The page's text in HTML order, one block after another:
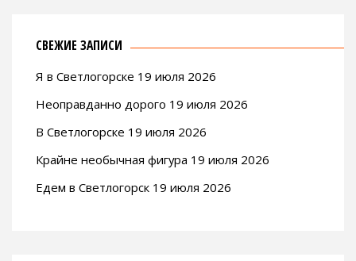
СВЕЖИЕ ЗАПИСИ
Я в Светлогорске 19 июля 2026
Неоправданно дорого 19 июля 2026
В Светлогорске 19 июля 2026
Крайне необычная фигура 19 июля 2026
Едем в Светлогорск 19 июля 2026